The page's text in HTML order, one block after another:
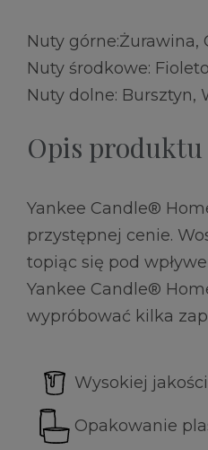
Nuty górne:Żurawina,
Nuty środkowe:
Nuty dolne: Bursztyn,
Opis produktu
Yankee Candle®
przystępnej cenie.
topiąc się pod
Yankee Candle®
wypróbować kilka
Wysokiej
Opakowanie